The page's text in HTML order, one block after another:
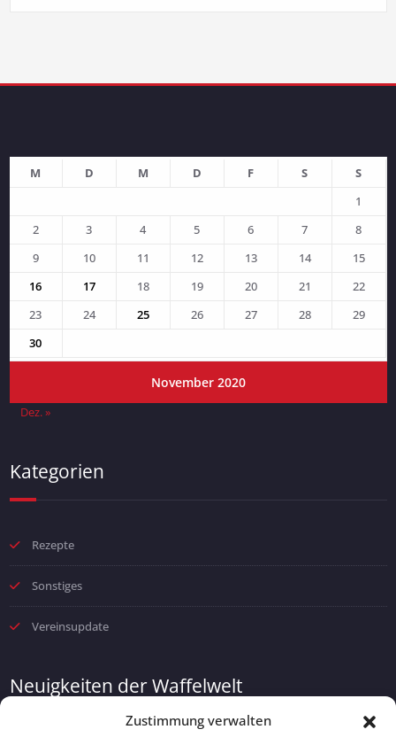
Zustimmung verwalten
November 2020
M D M D F S
S
1
2
3 4 5 6 7
8
9
10 11 12 13 14
15
16
17 18 19 20 21
22
23
24 25 26 27 28
29
30
Dez. »
Kategorien
Rezepte
Sonstiges
Vereinsupdate
Neuigkeiten der Waffelwelt